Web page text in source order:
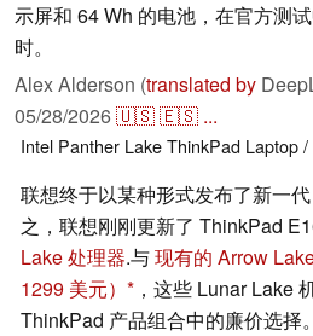
示屏和 64 Wh 的电池，在官方测
时。
Alex Alderson (translated by
05/28/2026🇺🇸🇪🇸 ...
Intel Panther LakeThinkPad Laptop
联想终于以某种形式发布了新一
之，联想刚刚更新了 ThinkPad
Lake 处理器.与现有的 Arrow
1299 美元）
，这些 Lunar Lake
ThinkPad 产品组合中的廉价选择。